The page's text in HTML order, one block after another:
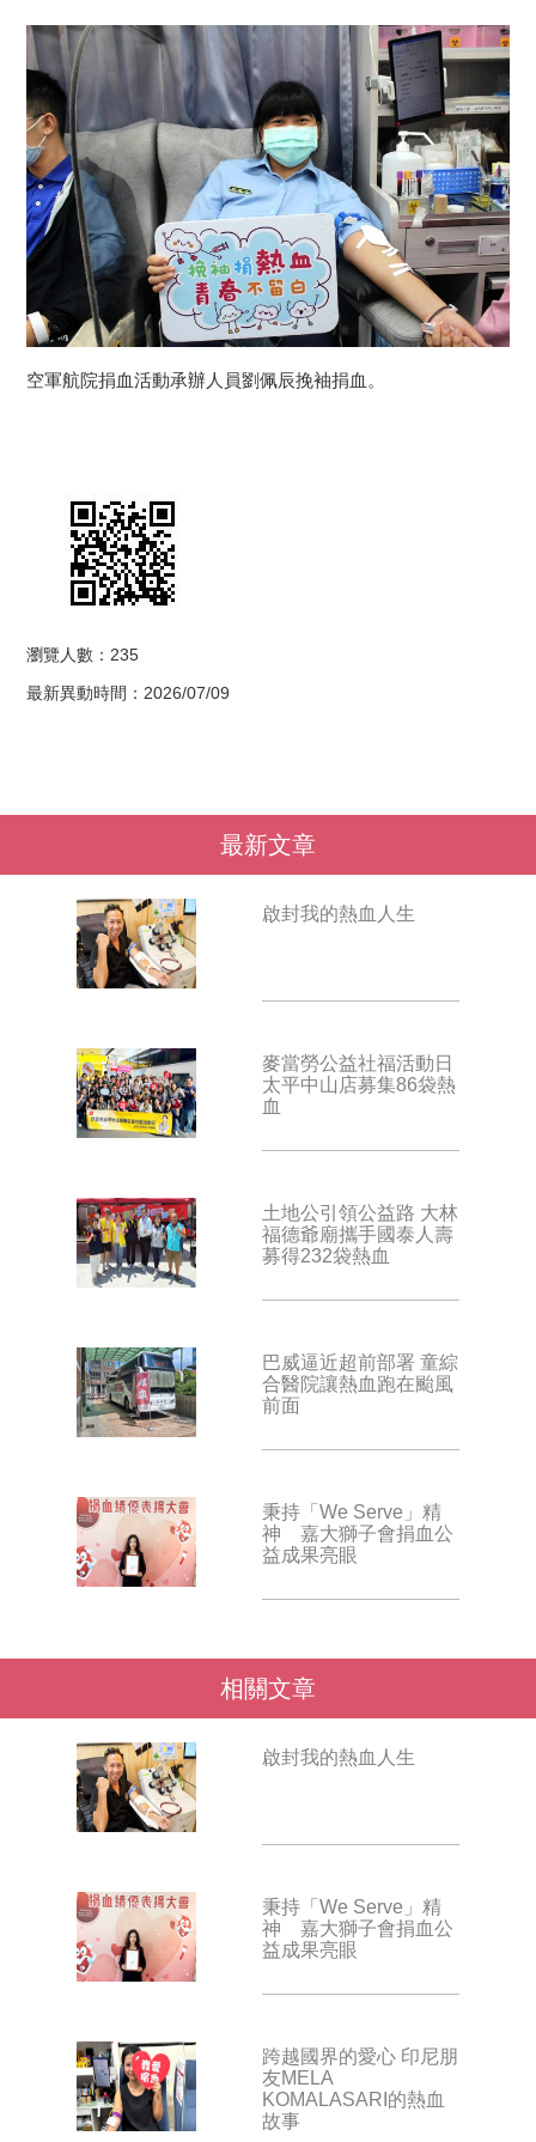
空軍航院捐血活動承辦人員劉佩辰挽袖捐血。
瀏覽人數：235
最新異動時間：2026/07/09
最新文章
啟封我的熱血人生
麥當勞公益社福活動日
太平中山店募集86袋熱
血
土地公引領公益路 大林
福德爺廟攜手國泰人壽
募得232袋熱血
巴威逼近超前部署 童綜
合醫院讓熱血跑在颱風
前面
秉持「We Serve」精
神 嘉大獅子會捐血公
益成果亮眼
相關文章
啟封我的熱血人生
秉持「We Serve」精
神 嘉大獅子會捐血公
益成果亮眼
跨越國界的愛心 印尼朋
友MELA
KOMALASARI的熱血
故事